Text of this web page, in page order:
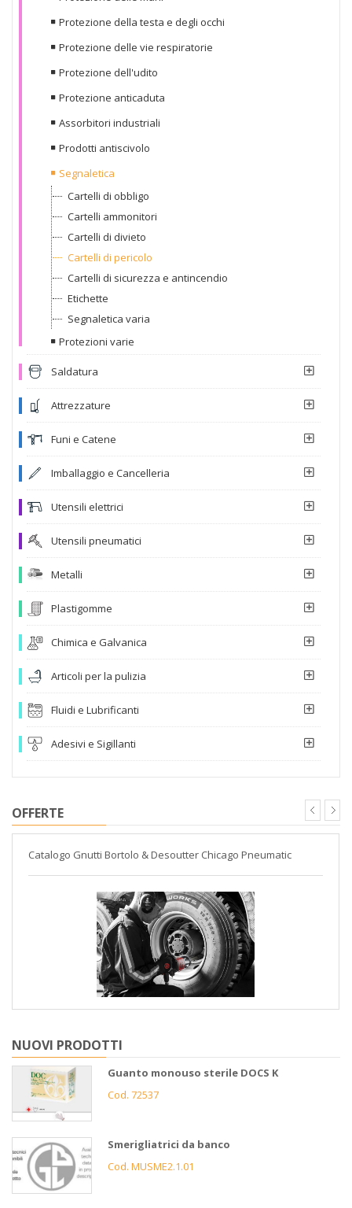
Protezione della testa e degli occhi
Protezione delle vie respiratorie
Protezione dell'udito
Protezione anticaduta
Assorbitori industriali
Prodotti antiscivolo
Segnaletica
Cartelli di obbligo
Cartelli ammonitori
Cartelli di divieto
Cartelli di pericolo
Cartelli di sicurezza e antincendio
Etichette
Segnaletica varia
Protezioni varie
Saldatura
Attrezzature
Funi e Catene
Imballaggio e Cancelleria
Utensili elettrici
Utensili pneumatici
Metalli
Plastigomme
Chimica e Galvanica
Articoli per la pulizia
Fluidi e Lubrificanti
Adesivi e Sigillanti
OFFERTE
Catalogo Gnutti Bortolo & Desoutter Chicago Pneumatic
NUOVI PRODOTTI
Guanto monouso sterile DOCS K
Cod. 72537
Smerigliatrici da banco
Cod. MUSME2.1.01